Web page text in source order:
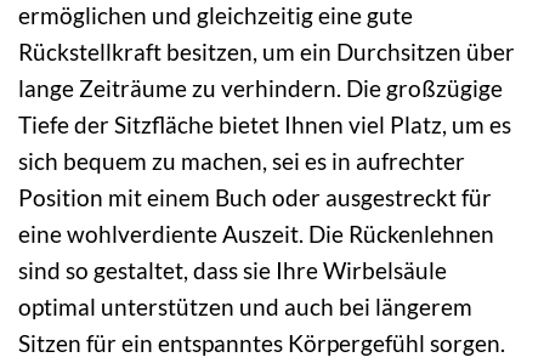
ermöglichen und gleichzeitig eine gute
Rückstellkraft besitzen, um ein Durchsitzen über
lange Zeiträume zu verhindern. Die großzügige
Tiefe der Sitzfläche bietet Ihnen viel Platz, um es
sich bequem zu machen, sei es in aufrechter
Position mit einem Buch oder ausgestreckt für
eine wohlverdiente Auszeit. Die Rückenlehnen
sind so gestaltet, dass sie Ihre Wirbelsäule
optimal unterstützen und auch bei längerem
Sitzen für ein entspanntes Körpergefühl sorgen.